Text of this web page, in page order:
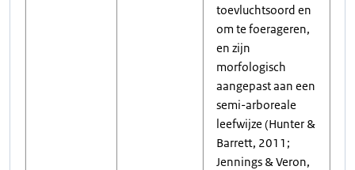
toevluchtsoord en
om te foerageren,
en zijn
morfologisch
aangepast aan een
semi-arboreale
leefwijze (Hunter &
Barrett, 2011;
Jennings & Veron,